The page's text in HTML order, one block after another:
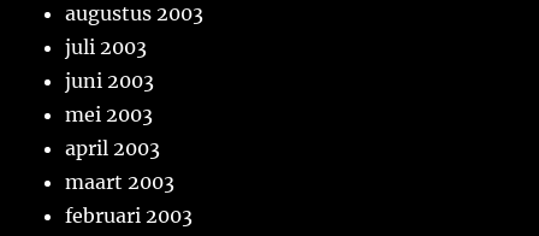
augustus 2003
juli 2003
juni 2003
mei 2003
april 2003
maart 2003
februari 2003